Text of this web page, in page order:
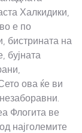
Халкидики,
е по
бистрината на
бујната
ова ќе ви
Флогита ве
најголемите